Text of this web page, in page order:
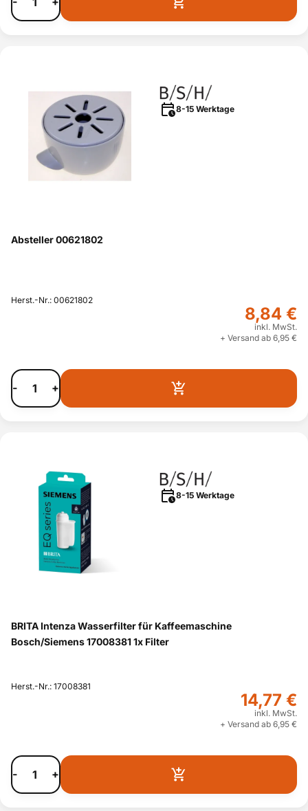
8-15 Werktage
Absteller 00621802
Herst.-Nr.: 00621802
8,84 €
inkl. MwSt.
+ Versand ab 6,95 €
- +
8-15 Werktage
BRITA Intenza Wasserfilter für Kaffeemaschine
Bosch/Siemens 17008381 1x Filter
Herst.-Nr.: 17008381
14,77 €
inkl. MwSt.
+ Versand ab 6,95 €
- +